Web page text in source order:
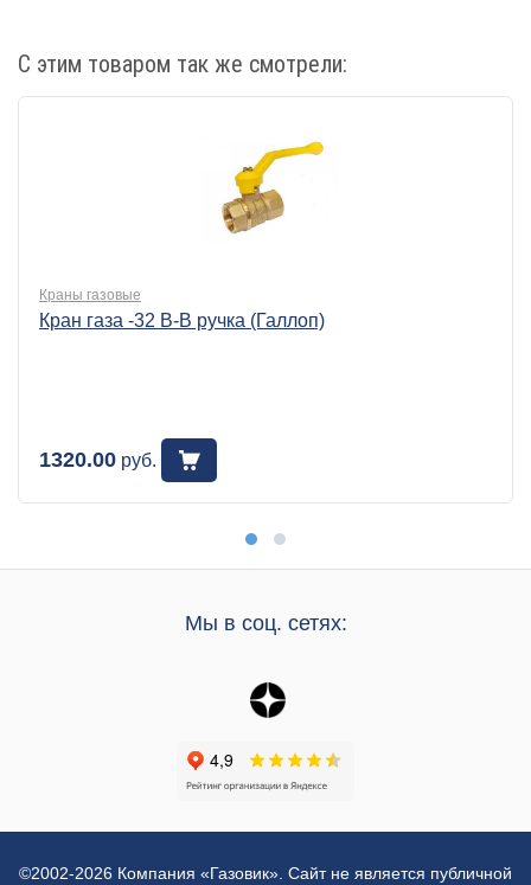
С этим товаром так же смотрели:
Краны газовые
Кран газа -32 В-В ручка (Галлоп)
1320.00 руб.
Мы в соц. сетях:
©2002-2026 Компания «Газовик». Сайт не является публичной